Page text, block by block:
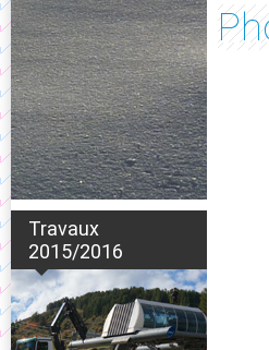
Travaux
2015/2016